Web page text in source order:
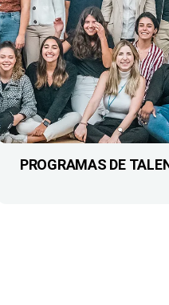
PROGRAMAS DE